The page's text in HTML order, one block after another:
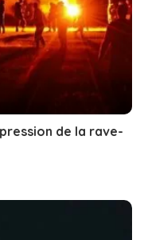
de la rave-